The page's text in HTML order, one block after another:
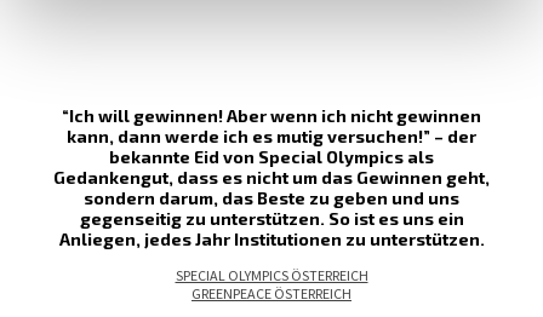
“Ich will gewinnen! Aber wenn ich nicht gewinnen
kann, dann werde ich es mutig versuchen!” – der
bekannte Eid von Special Olympics als
Gedankengut, dass es nicht um das Gewinnen geht,
sondern darum, das Beste zu geben und uns
gegenseitig zu unterstützen. So ist es uns ein
Anliegen, jedes Jahr Institutionen zu unterstützen.
SPECIAL OLYMPICS ÖSTERREICH
GREENPEACE ÖSTERREICH